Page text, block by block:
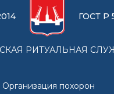
ГОСТ Р
РИТУАЛЬНАЯ
Организация похорон